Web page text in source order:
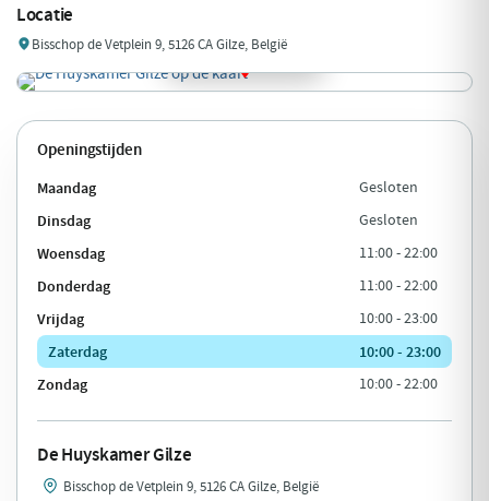
Locatie
Bisschop de Vetplein 9, 5126 CA Gilze, België
Openingstijden
Maandag Gesloten
Dinsdag Gesloten
Woensdag 11:00 - 22:00
Donderdag 11:00 - 22:00
Vrijdag 10:00 - 23:00
Zaterdag
10:00 - 23:00
Zondag
10:00 - 22:00
De Huyskamer Gilze
Bisschop de Vetplein 9, 5126 CA Gilze, België